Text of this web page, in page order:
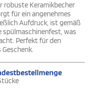
robuste Keramikbecher
für ein angenehmes
Aufdruck, ist gemäß
spülmaschinenfest, was
Perfekt für den